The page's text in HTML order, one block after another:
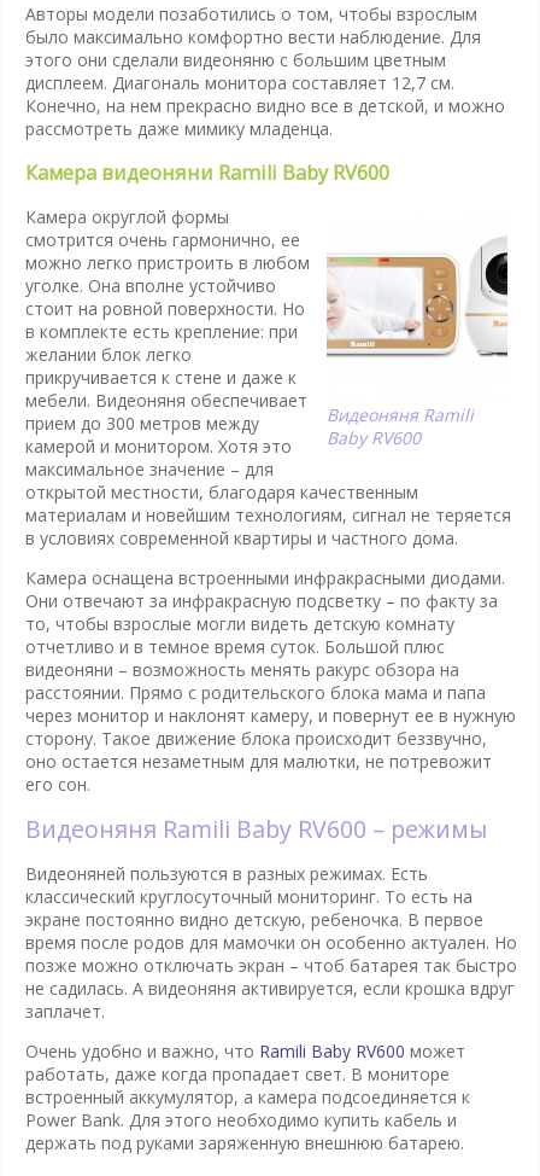
Авторы модели позаботились о том, чтобы взрослым
было максимально комфортно вести наблюдение. Для
этого они сделали видеоняню с большим цветным
дисплеем. Диагональ монитора составляет 12,7 см.
Конечно, на нем прекрасно видно все в детской, и можно
рассмотреть даже мимику младенца.
Камера видеоняни Ramili Baby RV600
Видеоняня Ramili
Baby RV600
Камера округлой формы
смотрится очень гармонично, ее
можно легко пристроить в любом
уголке. Она вполне устойчиво
стоит на ровной поверхности. Но
в комплекте есть крепление: при
желании блок легко
прикручивается к стене и даже к
мебели. Видеоняня обеспечивает
прием до 300 метров между
камерой и монитором. Хотя это
максимальное значение – для
открытой местности, благодаря качественным
материалам и новейшим технологиям, сигнал не теряется
в условиях современной квартиры и частного дома.
Камера оснащена встроенными инфракрасными диодами.
Они отвечают за инфракрасную подсветку – по факту за
то, чтобы взрослые могли видеть детскую комнату
отчетливо и в темное время суток. Большой плюс
видеоняни – возможность менять ракурс обзора на
расстоянии. Прямо с родительского блока мама и папа
через монитор и наклонят камеру, и повернут ее в нужную
сторону. Такое движение блока происходит беззвучно,
оно остается незаметным для малютки, не потревожит
его сон.
Видеоняня Ramili Baby RV600 – режимы
Видеоняней пользуются в разных режимах. Есть
классический круглосуточный мониторинг. То есть на
экране постоянно видно детскую, ребеночка. В первое
время после родов для мамочки он особенно актуален. Но
позже можно отключать экран – чтоб батарея так быстро
не садилась. А видеоняня активируется, если крошка вдруг
заплачет.
Очень удобно и важно, что Ramili Baby RV600 может
работать, даже когда пропадает свет. В мониторе
встроенный аккумулятор, а камера подсоединяется к
Power Bank. Для этого необходимо купить кабель и
держать под руками заряженную внешнюю батарею.